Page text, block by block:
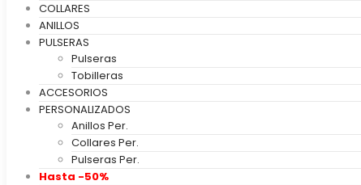
COLLARES
ANILLOS
PULSERAS
Pulseras
Tobilleras
ACCESORIOS
PERSONALIZADOS
Anillos Per.
Collares Per.
Pulseras Per.
Hasta -50%